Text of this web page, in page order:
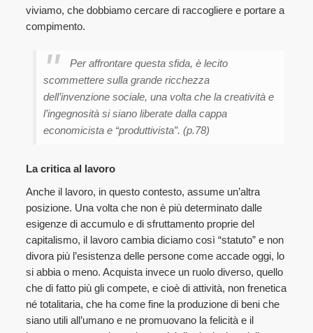
viviamo, che dobbiamo cercare di raccogliere e portare a
compimento.
Per affrontare questa sfida, è lecito
scommettere sulla grande ricchezza
dell’invenzione sociale, una volta che la creatività e
l’ingegnosità si siano liberate dalla cappa
economicista e “produttivista”. (p.78)
La critica al lavoro
Anche il lavoro, in questo contesto, assume un’altra
posizione. Una volta che non è più determinato dalle
esigenze di accumulo e di sfruttamento proprie del
capitalismo, il lavoro cambia diciamo così “statuto” e non
divora più l’esistenza delle persone come accade oggi, lo
si abbia o meno. Acquista invece un ruolo diverso, quello
che di fatto più gli compete, e cioè di attività, non frenetica
né totalitaria, che ha come fine la produzione di beni che
siano utili all’umano e ne promuovano la felicità e il